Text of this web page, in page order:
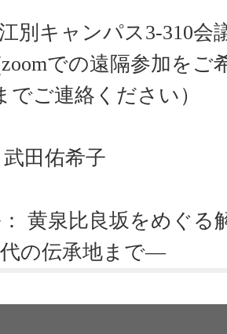
別キャンパス3-310会
の遠隔参加をご希
でご連絡ください）
田佑希子
黄泉比良坂をめぐ
の伝承地まで―